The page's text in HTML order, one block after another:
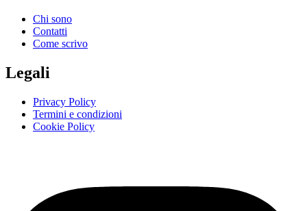
Chi sono
Contatti
Come scrivo
Legali
Privacy Policy
Termini e condizioni
Cookie Policy